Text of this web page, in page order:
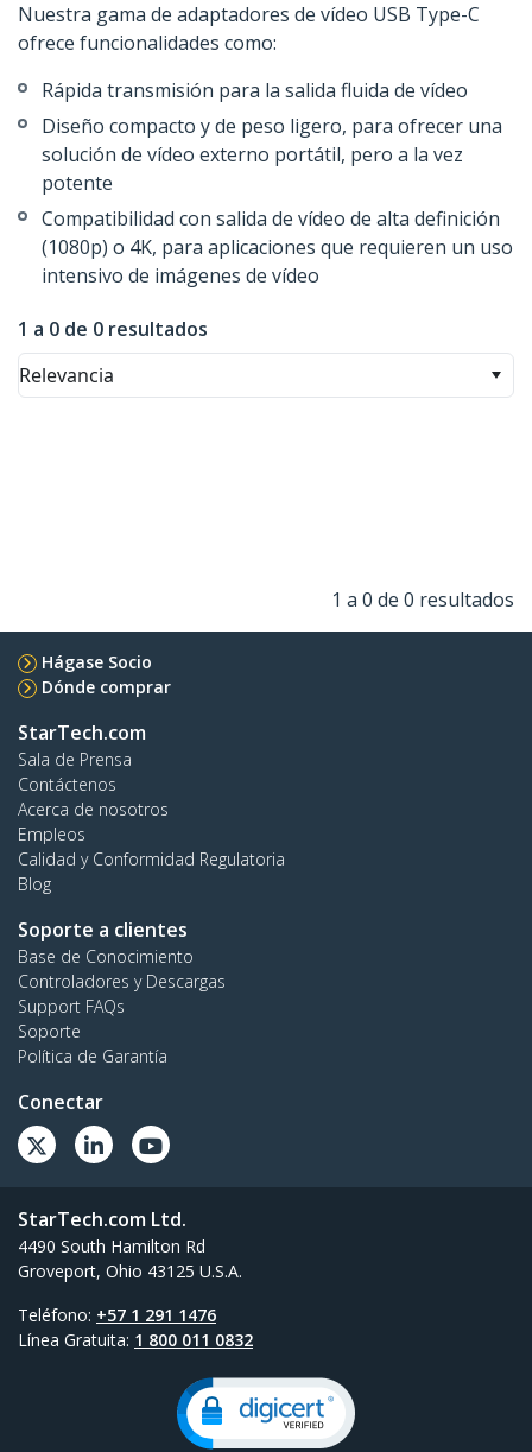
Nuestra gama de adaptadores de vídeo USB Type-C
ofrece funcionalidades como:
Rápida transmisión para la salida fluida de vídeo
Diseño compacto y de peso ligero, para ofrecer una
solución de vídeo externo portátil, pero a la vez
potente
Compatibilidad con salida de vídeo de alta definición
(1080p) o 4K, para aplicaciones que requieren un uso
intensivo de imágenes de vídeo
1 a 0 de 0 resultados
Relevancia
1 a 0 de 0 resultados
Hágase Socio
Dónde comprar
StarTech.com
Sala de Prensa
Contáctenos
Acerca de nosotros
Empleos
Calidad y Conformidad Regulatoria
Blog
Soporte a clientes
Base de Conocimiento
Controladores y Descargas
Support FAQs
Soporte
Política de Garantía
Conectar
StarTech.com Ltd.
4490 South Hamilton Rd
Groveport, Ohio 43125 U.S.A.
Teléfono: +57 1 291 1476
Línea Gratuita: 1 800 011 0832